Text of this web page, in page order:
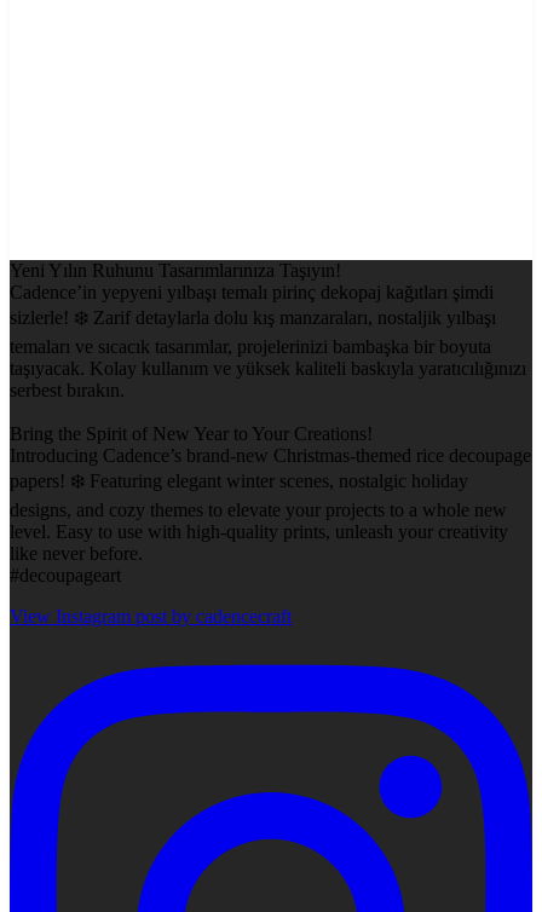
Yeni Yılın Ruhunu Tasarımlarınıza Taşıyın!
Cadence’in yepyeni yılbaşı temalı pirinç dekopaj kağıtları şimdi
sizlerle! ❄️ Zarif detaylarla dolu kış manzaraları, nostaljik yılbaşı
temaları ve sıcacık tasarımlar, projelerinizi bambaşka bir boyuta
taşıyacak. Kolay kullanım ve yüksek kaliteli baskıyla yaratıcılığınızı
serbest bırakın.
Bring the Spirit of New Year to Your Creations!
Introducing Cadence’s brand-new Christmas-themed rice decoupage
papers! ❄️ Featuring elegant winter scenes, nostalgic holiday
designs, and cozy themes to elevate your projects to a whole new
level. Easy to use with high-quality prints, unleash your creativity
like never before.
#decoupageart
View Instagram post by cadencecraft